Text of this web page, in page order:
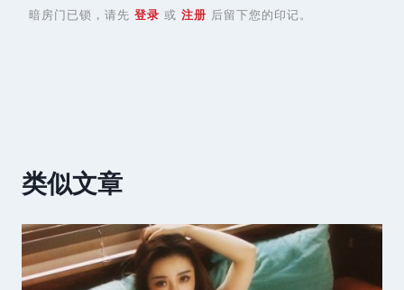
暗房门已锁，请先 登录 或 注册 后留下您的印记。
类似文章